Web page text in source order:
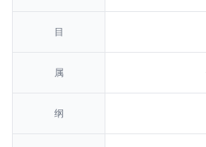
目
属
纲